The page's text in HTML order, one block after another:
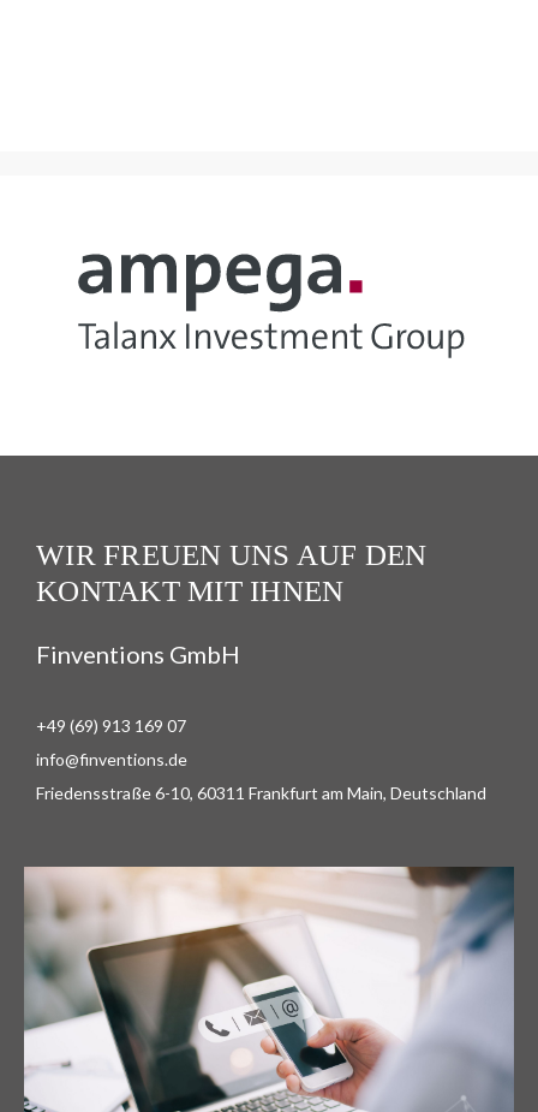
WIR FREUEN UNS AUF DEN
KONTAKT MIT IHNEN
Finventions GmbH
+49 (69) 913 169 07
info@finventions.de
Friedensstraße 6-10, 60311 Frankfurt am Main, Deutschland